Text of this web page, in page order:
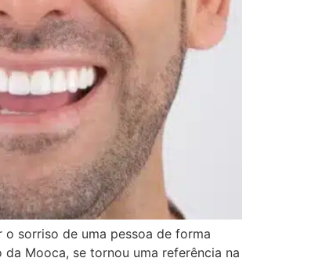
sorriso de uma pessoa de forma
Mooca, se tornou uma referência na